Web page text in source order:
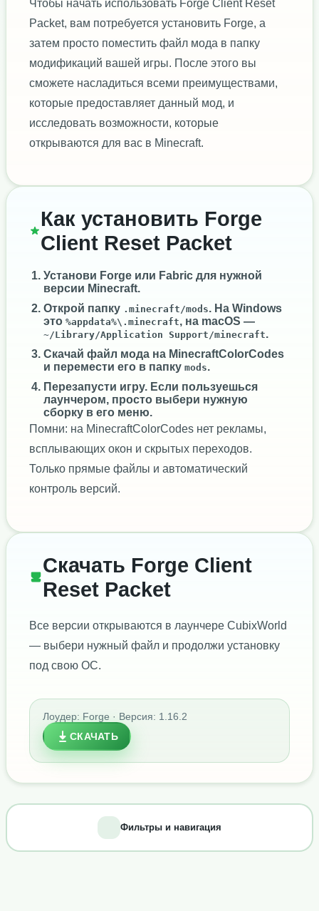
Чтобы начать использовать Forge Client Reset
Packet, вам потребуется установить Forge, а
затем просто поместить файл мода в папку
модификаций вашей игры. После этого вы
сможете насладиться всеми преимуществами,
которые предоставляет данный мод, и
исследовать возможности, которые
открываются для вас в Minecraft.
Как установить Forge
Client Reset Packet
Установи Forge или Fabric для нужной
версии Minecraft.
Открой папку .minecraft/mods. На Windows
это %appdata%\.minecraft, на macOS —
~/Library/Application Support/minecraft.
Скачай файл мода на MinecraftColorCodes
и перемести его в папку mods.
Перезапусти игру. Если пользуешься
лаунчером, просто выбери нужную
сборку в его меню.
Помни: на MinecraftColorCodes нет рекламы,
всплывающих окон и скрытых переходов.
Только прямые файлы и автоматический
контроль версий.
Скачать Forge Client
Reset Packet
Все версии открываются в лаунчере CubixWorld
— выбери нужный файл и продолжи установку
под свою ОС.
Лоудер: Forge · Версия: 1.16.2
СКАЧАТЬ
Фильтры и навигация